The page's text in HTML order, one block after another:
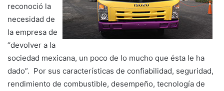
reconoció la
necesidad de
la empresa de
“devolver a la
sociedad mexicana, un poco de lo mucho que ésta le ha
dado”. Por sus características de confiabilidad, seguridad,
rendimiento de combustible, desempeño, tecnología de